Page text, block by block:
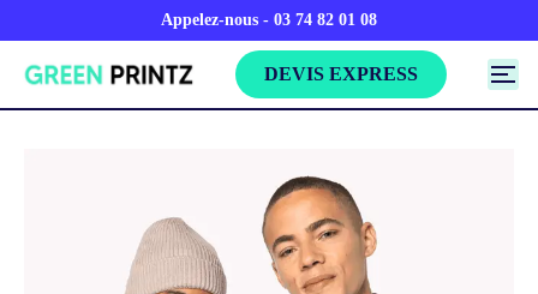
Appelez-nous - 03 74 82 01 08
DEVIS EXPRESS